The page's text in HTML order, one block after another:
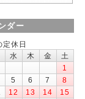
ダー
休日
水 木 金
土
1
5 6 7
8
12 13 14
15